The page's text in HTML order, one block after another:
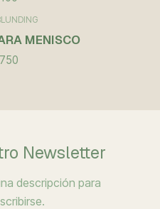
MENISCO
Newsletter
descripción para